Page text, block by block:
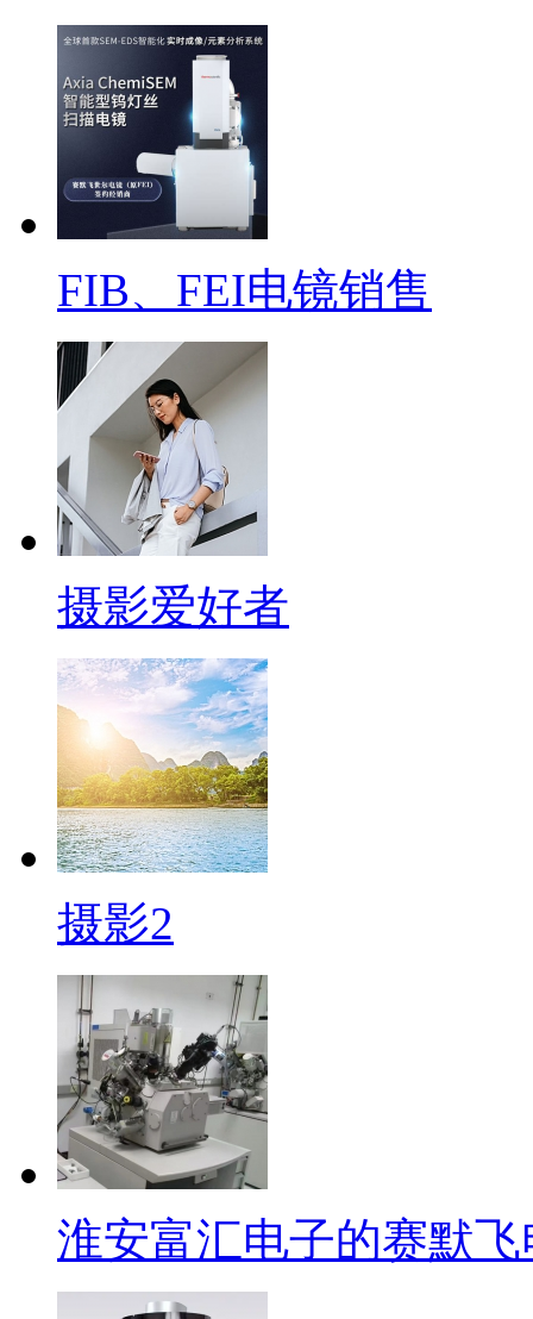
FIB、FEI电镜销售
摄影爱好者
摄影2
淮安富汇电子的赛默